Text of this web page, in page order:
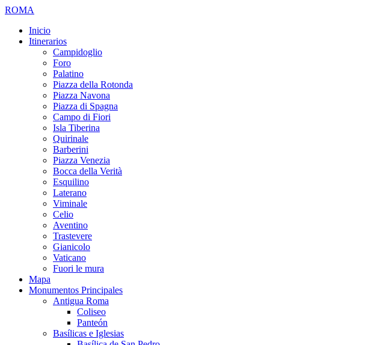
ROMA
Inicio
Itinerarios
Campidoglio
Foro
Palatino
Piazza della Rotonda
Piazza Navona
Piazza di Spagna
Campo di Fiori
Isla Tiberina
Quirinale
Barberini
Piazza Venezia
Bocca della Verità
Esquilino
Laterano
Viminale
Celio
Aventino
Trastevere
Gianicolo
Vaticano
Fuori le mura
Mapa
Monumentos Principales
Antigua Roma
Coliseo
Panteón
Basílicas e Iglesias